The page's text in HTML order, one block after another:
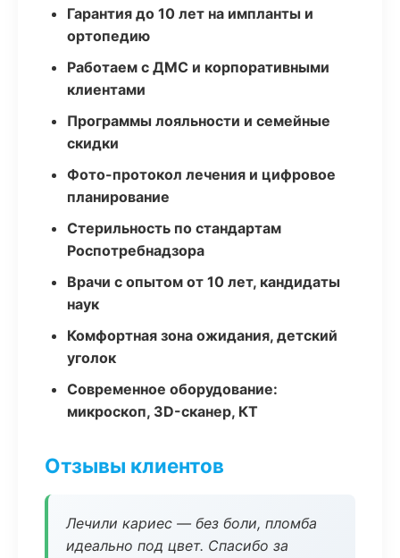
Гарантия до 10 лет на импланты и
ортопедию
Работаем с ДМС и корпоративными
клиентами
Программы лояльности и семейные
скидки
Фото-протокол лечения и цифровое
планирование
Стерильность по стандартам
Роспотребнадзора
Врачи с опытом от 10 лет, кандидаты
наук
Комфортная зона ожидания, детский
уголок
Современное оборудование:
микроскоп, 3D-сканер, КТ
Отзывы клиентов
Лечили кариес — без боли, пломба
идеально под цвет. Спасибо за